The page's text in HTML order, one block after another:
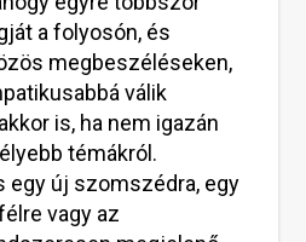
a folyosón, és
megbeszéléseken,
válik
is, ha nem igazán
témákról.
egy új szomszédra, egy
vagy az